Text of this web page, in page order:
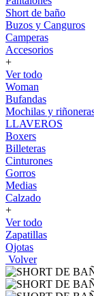
Short de baño
Buzos y Canguros
Camperas
Accesorios
+
Ver todo
Woman
Bufandas
Mochilas y
LLAVEROS
Boxers
Billeteras
Cinturones
Gorros
Medias
Calzado
+
Ver todo
Zapatillas
Ojotas
Volver